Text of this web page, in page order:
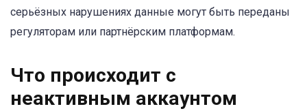
серьёзных нарушениях данные могут быть переданы
регуляторам или партнёрским платформам.
Что происходит с
неактивным аккаунтом